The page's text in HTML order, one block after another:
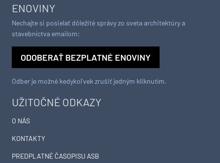
UŽITOČNÉ ODKAZY
O NÁS
KONTAKTY
PREDPLATNÉ ČASOPISU ASB
ENOVINY
Nechajte si posielať dôležité správy zo sveta architektúry a
stavebníctva emailom:
ODOBERAŤ BEZPLATNÉ ENOVINY
Odber je možné kedykoľvek zrušiť jedným kliknutím.